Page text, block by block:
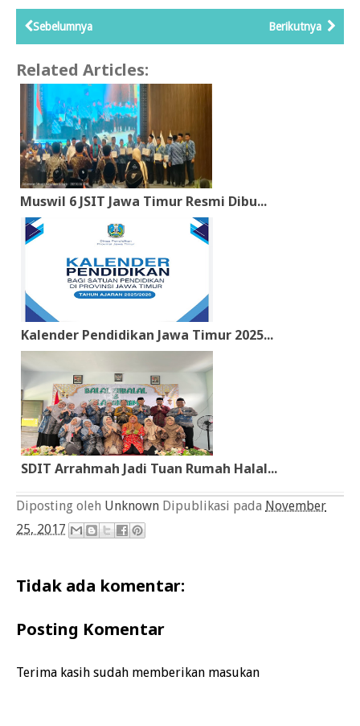
Berikutnya
Sebelumnya
Related Articles:
Muswil 6 JSIT Jawa Timur Resmi Dibu...
Kalender Pendidikan Jawa Timur 2025...
SDIT Arrahmah Jadi Tuan Rumah Halal...
Diposting oleh Unknown Dipublikasi pada November
25, 2017
Tidak ada komentar:
Posting Komentar
Terima kasih sudah memberikan masukan